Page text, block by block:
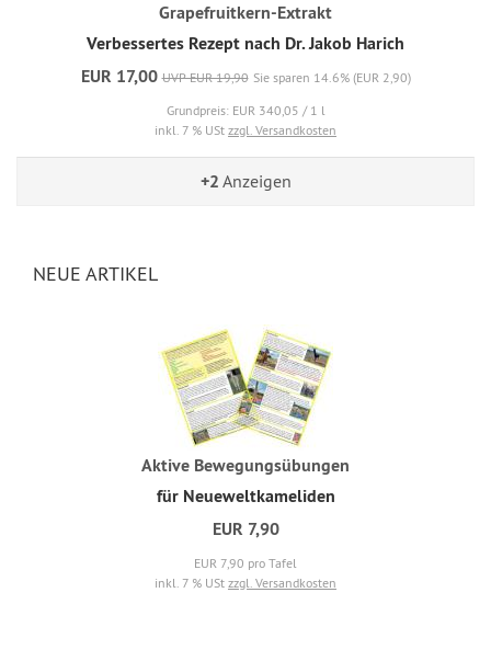
Grapefruitkern-Extrakt
Verbessertes Rezept nach Dr. Jakob Harich
EUR 17,00 UVP EUR 19,90 Sie sparen 14.6% (EUR 2,90)
Grundpreis: EUR 340,05 / 1 l
inkl. 7 % USt zzgl. Versandkosten
+2 Anzeigen
NEUE ARTIKEL
Aktive Bewegungsübungen
für Neueweltkameliden
EUR 7,90
EUR 7,90 pro Tafel
inkl. 7 % USt zzgl. Versandkosten